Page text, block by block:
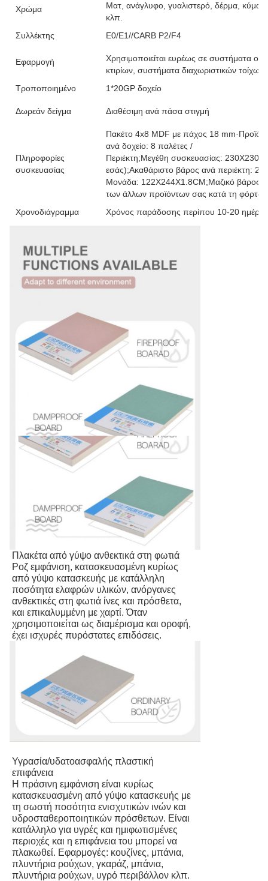
Χρώμα
Ματ, ανάγλυφο, γυαλιστερό, δέρμα, κύμα,
κλπ.
Συλλέκτης
E0/E1//CARB P2/F4
Εφαρμογή
Χρησιμοποιείται ευρέως σε συστήματα
κτιρίων, συστήματα διαχωριστικών
Τροποποιημένο
1*20GP δοχείο
Δωρεάν δείγμα Διαθέσιμη ανά πάσα στιγμή
Πληροφορίες
συσκευασίας
Πακέτο 4x8 MDF με πάχος 18
ανά δοχείο: 8 παλέτες /
Περιέκτη;Μεγέθη συσκευασίας:
εσάς);Ακαθάριστο βάρος ανά περιέκτη:
Μονάδα: 122X244X1.8CM;Μαζικό βάρος
των άλλων προϊόντων σας κατά τη
Χρονοδιάγραμμα
Χρόνος παράδοσης περίπου 10-20
Πλακέτα από γύψο ανθεκτικά στη φωτιά
Ροζ εμφάνιση, κατασκευασμένη κυρίως
από γύψο κατασκευής με κατάλληλη
ποσότητα ελαφρών υλικών, ανόργανες
ανθεκτικές στη φωτιά ίνες και πρόσθετα,
και επικαλυμμένη με χαρτί. Όταν
χρησιμοποιείται ως διαμέρισμα και οροφή,
έχει ισχυρές πυρόστατες επιδόσεις.
Υγρασία/υδατοασφαλής πλαστική
επιφάνεια
Η πράσινη εμφάνιση είναι κυρίως
κατασκευασμένη από γύψο κατασκευής με
τη σωστή ποσότητα ενισχυτικών ινών και
υδροσταθεροποιητικών πρόσθετων. Είναι
κατάλληλο για υγρές και ημιφωτισμένες
περιοχές και η επιφάνεια του μπορεί να
πλακωθεί. Εφαρμογές: κουζίνες, μπάνια,
πλυντήρια ρούχων, γκαράζ, μπάνια,
πλυντήρια ρούχων, υγρό περιβάλλον κλπ.